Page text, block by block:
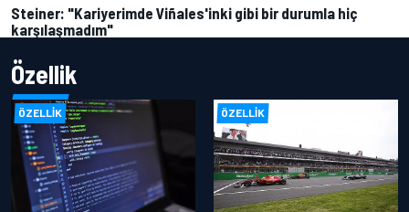
Steiner: "Kariyerimde Viñales'inki gibi bir durumla hiç
karşılaşmadım"
Özellik
ÖZELLIK ÖZELLIK